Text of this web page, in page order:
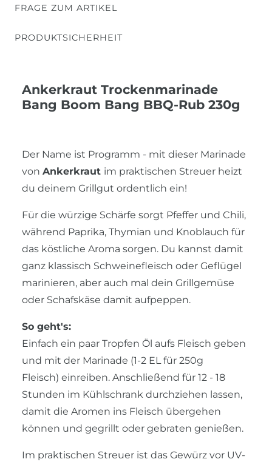
FRAGE ZUM ARTIKEL
PRODUKTSICHERHEIT
Ankerkraut Trockenmarinade
Bang Boom Bang BBQ-Rub 230g
Der Name ist Programm - mit dieser Marinade
von Ankerkraut im praktischen Streuer heizt
du deinem Grillgut ordentlich ein!
Für die würzige Schärfe sorgt Pfeffer und Chili,
während Paprika, Thymian und Knoblauch für
das köstliche Aroma sorgen. Du kannst damit
ganz klassisch Schweinefleisch oder Geflügel
marinieren, aber auch mal dein Grillgemüse
oder Schafskäse damit aufpeppen.
So geht's:
Einfach ein paar Tropfen Öl aufs Fleisch geben
und mit der Marinade (1-2 EL für 250g
Fleisch) einreiben. Anschließend für 12 - 18
Stunden im Kühlschrank durchziehen lassen,
damit die Aromen ins Fleisch übergehen
können und gegrillt oder gebraten genießen.
Im praktischen Streuer ist das Gewürz vor UV-